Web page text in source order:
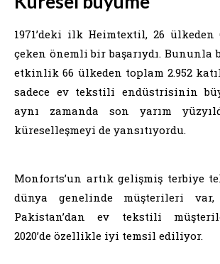
1971’deki ilk Heimtextil, 26 ülkeden
çeken önemli bir başarıydı.
etkinlik 66 ülkeden toplam 2.952
sadece ev tekstili endüstrisinin
aynı zamanda son yarım
küreselleşmeyi de yansıtıyordu.
Monforts’un artık gelişmiş terbiye
dünya genelinde müşterileri
Pakistan’dan ev tekstili
2020’de özellikle iyi temsil ediliyor.